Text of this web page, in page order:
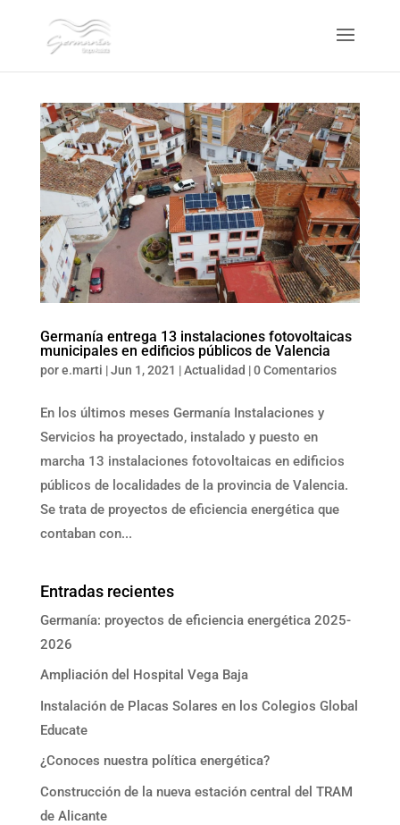
Germanía entrega 13 instalaciones fotovoltaicas
municipales en edificios públicos de Valencia
pore.marti |Jun 1, 2021 |Actualidad |0 Comentarios
En los últimos meses Germanía Instalaciones y
Servicios ha proyectado, instalado y puesto en
marcha 13 instalaciones fotovoltaicas en edificios
públicos de localidades de la provincia de Valencia.
Se trata de proyectos de eficiencia energética que
contaban con...
Entradas recientes
Germanía: proyectos de eficiencia energética 2025-
2026
Ampliación del Hospital Vega Baja
Instalación de Placas Solares en los Colegios Global
Educate
¿Conoces nuestra política energética?
Construcción de la nueva estación central del TRAM
de Alicante